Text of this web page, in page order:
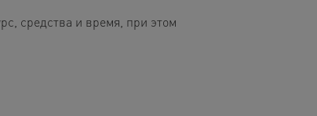
средства и время, при этом